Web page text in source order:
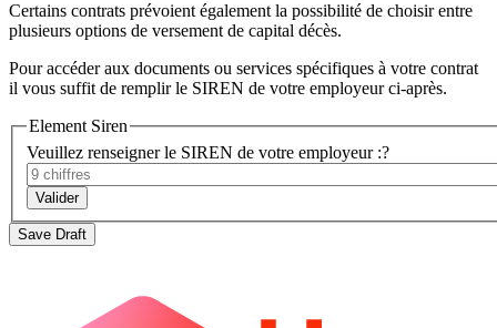
Certains contrats prévoient également la possibilité de choisir entre
plusieurs options de versement de capital décès.
Pour accéder aux documents ou services spécifiques à votre contrat
il vous suffit de remplir le SIREN de votre employeur ci-après.
Element Siren
Veuillez renseigner le SIREN de votre employeur :?